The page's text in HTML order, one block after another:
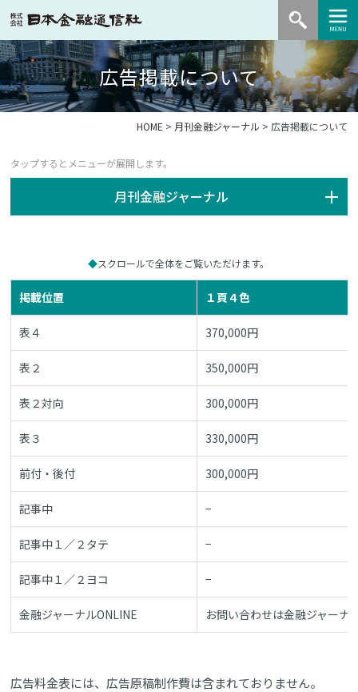
広告掲載について
HOME > 月刊金融ジャーナル > 広告掲載について
月刊金融ジャーナル
スクロールで全体をご覧いただけます。
掲載位置 １頁４色
表４ 370,000円
表２ 350,000円
表２対向 300,000円
表３ 330,000円
前付・後付 300,000円
記事中 −
記事中１／２タテ −
記事中１／２ヨコ −
金融ジャーナルONLINE お問い合わせは金融ジャーナ
広告料金表には、広告原稿制作費は含まれておりません。